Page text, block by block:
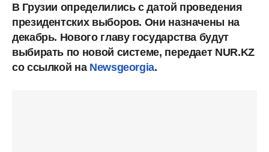
В Грузии определились с датой проведения
президентских выборов. Они назначены на
декабрь. Нового главу государства будут
выбирать по новой системе, передает NUR.KZ
со ссылкой на Newsgeorgia.